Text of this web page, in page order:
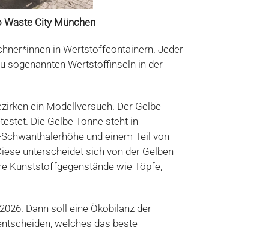
Waste City München
in Wertstoffcontainern. Jeder
sogenannten Wertstoffinseln in der
ein Modellversuch. Der Gelbe
Die Gelbe Tonne steht in
und einem Teil von
unterscheidet sich von der Gelben
Kunststoffgegenstände wie Töpfe,
Dann soll eine Ökobilanz der
welches das beste